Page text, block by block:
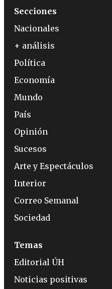
Secciones
Nacionales
+ análisis
Política
Economía
Mundo
País
Opinión
Sucesos
Arte y Espectáculos
Interior
Correo Semanal
Sociedad
Temas
Editorial ÚH
Noticias positivas